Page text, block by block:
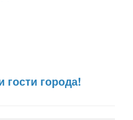
города!